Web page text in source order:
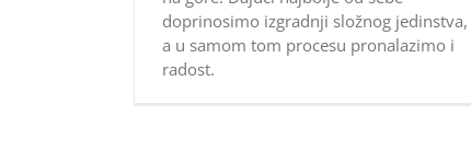
doprinosimo izgradnji složnog jedinstva,
a u samom tom procesu pronalazimo i
radost.